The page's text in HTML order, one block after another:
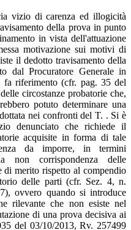
vizio di carenza ed illogicità
della prova in punto
in vista dell'attuazione
motivazione sui motivi di
il dedotto travisamento della
dal Procuratore Generale in
fa riferimento (cfr. pag. 35 del
circostanze probatorie che,
potuto determinare una
nei confronti del T. . Si è
denunciato che richiede il
acquisite in forma di tale
da imporre, in termini
non corrispondenza delle
di merito rispetto al compendio
delle parti (cfr. Sez. 4, n.
ovvero quando si introduce
rilevante che non esiste nel
di una prova decisiva ai
del 03/10/2013, Rv. 257499